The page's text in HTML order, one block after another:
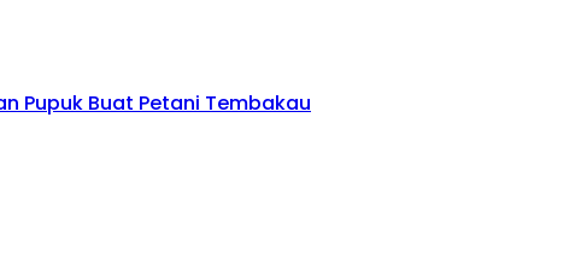
Pupuk Buat Petani Tembakau